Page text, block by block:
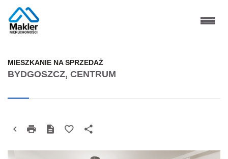
BYDGOSZCZ, CENTRUM
MIESZKANIE NA SPRZEDAŻ